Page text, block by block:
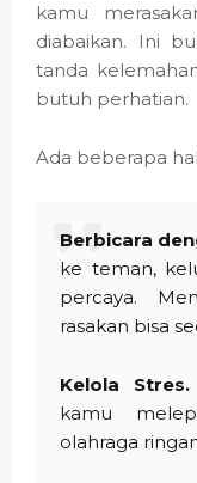
kamu
diabaikan. Ini
tanda
butuh perhatian.
Ada beberapa
Berbicara
ke teman,
percaya.
rasakan bisa
Kelola Stres.
kamu
olahraga